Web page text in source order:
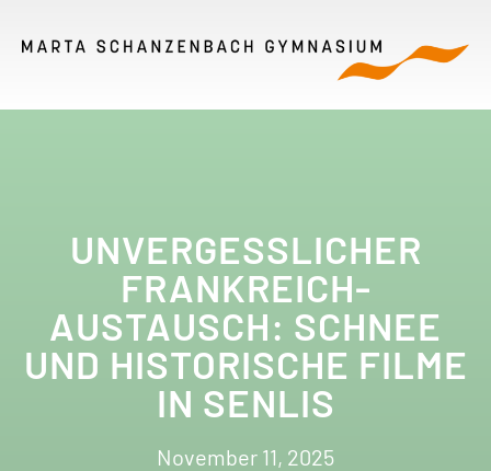
UNVERGESSLICHER
FRANKREICH-
AUSTAUSCH: SCHNEE
UND HISTORISCHE FILME
IN SENLIS
November 11, 2025